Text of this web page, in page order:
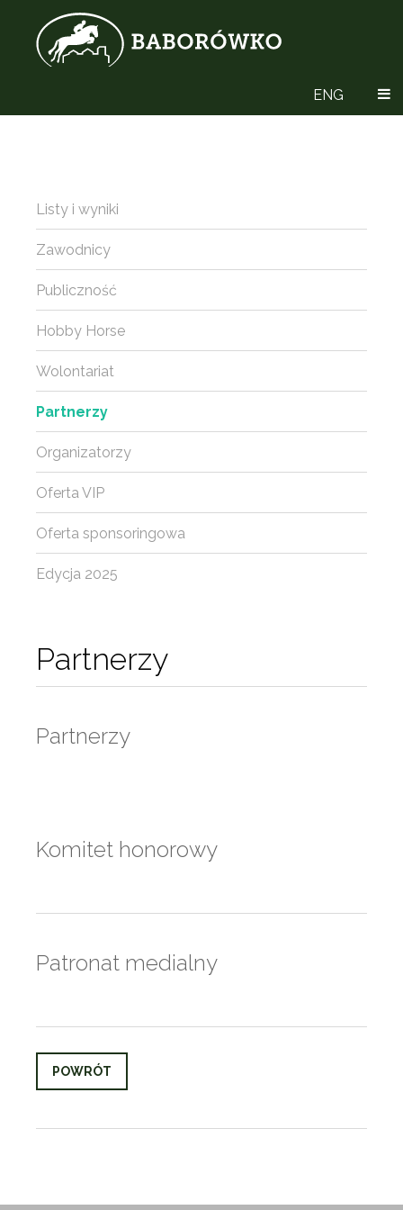
ENG
Partnerzy
Partnerzy
Komitet honorowy
Patronat medialny
POWRÓT
Listy i wyniki
Zawodnicy
Publiczność
Hobby Horse
Wolontariat
Partnerzy
Organizatorzy
Oferta VIP
Oferta sponsoringowa
Edycja 2025